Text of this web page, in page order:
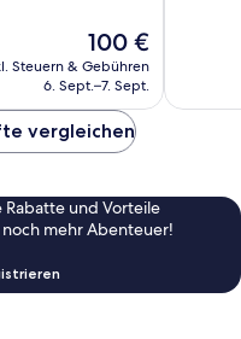
Der
Preis
beträgt
100 €
Steuern & Gebühren
6. Sept.–7. Sept.
vergleichen
und Vorteile
mehr Abenteuer!